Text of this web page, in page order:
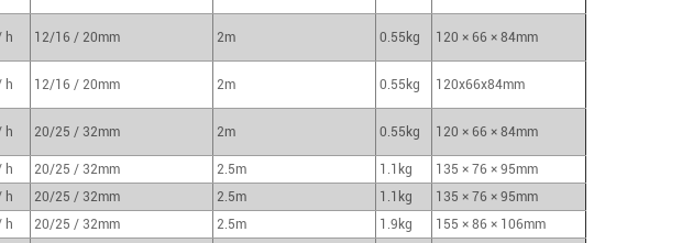
h 12/16 / 20mm 2m 0.55kg 120 × 66 × 84mm
h 12/16 / 20mm 2m 0.55kg 120x66x84mm
h 20/25 / 32mm 2m 0.55kg 120 × 66 × 84mm
h 20/25 / 32mm 2.5m 1.1kg
135 × 76 × 95mm
h 20/25 / 32mm 2.5m 1.1kg
135 × 76 × 95mm
h 20/25 / 32mm 2.5m 1.9kg
155 × 86 × 106mm